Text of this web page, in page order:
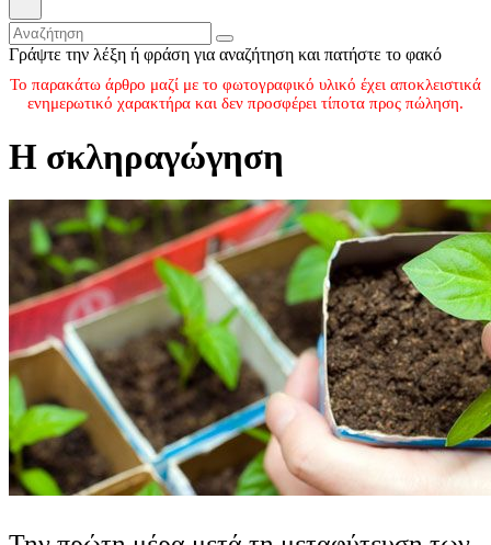
Γράψτε την λέξη ή φράση για αναζήτηση και πατήστε το φακό
Το παρακάτω άρθρο μαζί με το φωτογραφικό υλικό έχει αποκλειστικά
ενημερωτικό χαρακτήρα και δεν προσφέρει τίποτα προς πώληση.
Η σκληραγώγηση